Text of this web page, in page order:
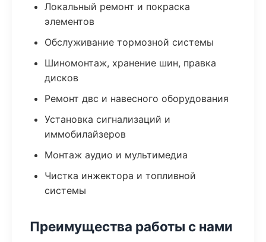
Локальный ремонт и покраска
элементов
Обслуживание тормозной системы
Шиномонтаж, хранение шин, правка
дисков
Ремонт двс и навесного оборудования
Установка сигнализаций и
иммобилайзеров
Монтаж аудио и мультимедиа
Чистка инжектора и топливной
системы
Преимущества работы с нами